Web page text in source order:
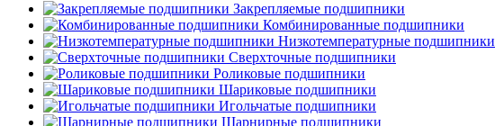
Закрепляемые подшипники
Комбинированные подшипники
Низкотемпературные подшипники
Сверхточные подшипники
Роликовые подшипники
Шариковые подшипники
Игольчатые подшипники
Шарнирные подшипники